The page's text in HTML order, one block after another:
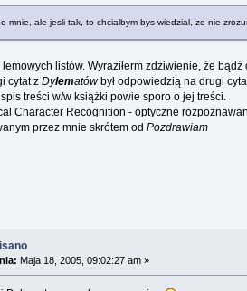
mnie, ale jesli tak, to chcialbym bys wiedzial, ze nie
lemowych listów. Wyraziłerm zdziwienie, że
cytat z Dylematówbył odpowiedzią na drugi
treści w/w książki powie sporo o jej treści.
Character Recognition - optyczne
przez mnie skrótem od Pozdrawiam
Maja 18, 2005, 09:02:27 am »